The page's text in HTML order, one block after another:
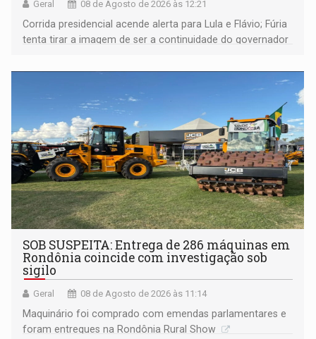
Geral 08 de Agosto de 2026 às 12:21
Corrida presidencial acende alerta para Lula e Flávio; Fúria
tenta tirar a imagem de ser a continuidade do governador
não ter entrado no modo eleição; ABAV faz evento em
SOB SUSPEITA: Entrega de 286 máquinas em
Rondônia coincide com investigação sob
sigilo
Geral 08 de Agosto de 2026 às 11:14
Maquinário foi comprado com emendas parlamentares e
foram entregues na Rondônia Rural Show